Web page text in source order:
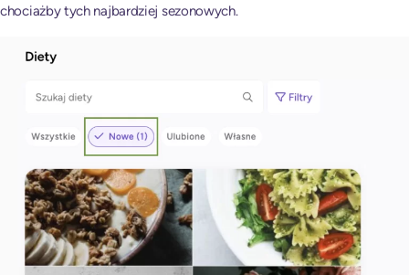
chociażby tych najbardziej sezonowych.